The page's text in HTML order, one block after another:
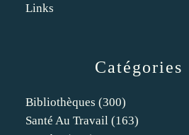
Catégories
Bibliothèques (300)
Santé Au Travail (163)
Links